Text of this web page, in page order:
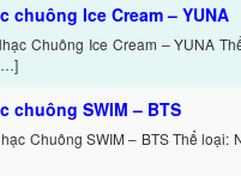
chuông Ice Cream – YUNA
Chuông Ice Cream – YUNA
chuông SWIM – BTS
Chuông SWIM – BTS Thể loại: